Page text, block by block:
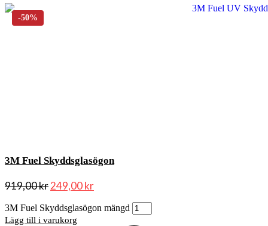
3M Fuel Skyddsglasögon
919,00kr249,00kr
3M Fuel Skyddsglasögon mängd
Lägg till i varukorg